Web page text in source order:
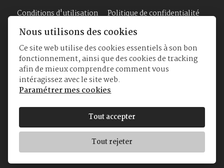
Conditions d'utilisation
Politique de confidentialité
Accueil Bijouterie Montres A Propos
Nous utilisons des cookies
Ce site web utilise des cookies essentiels à son bon
fonctionnement, ainsi que des cookies de tracking
afin de mieux comprendre comment vous
intéragissez avec le site web.
Paramétrer mes cookies
Tout accepter
Tout rejeter